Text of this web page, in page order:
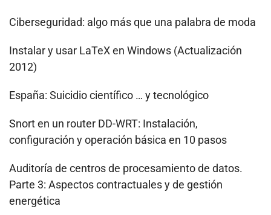
Ciberseguridad: algo más que una palabra de moda
Instalar y usar LaTeX en Windows (Actualización
2012)
España: Suicidio científico … y tecnológico
Snort en un router DD-WRT: Instalación,
configuración y operación básica en 10 pasos
Auditoría de centros de procesamiento de datos.
Parte 3: Aspectos contractuales y de gestión
energética